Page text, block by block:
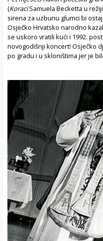
(KoraciSamuela Becketta u
sirena za uzbunu glumci bi
Osječko Hrvatsko narodno
se uskoro vratili kući i 1992.
novogodišnji koncert! Osječko
po gradu i u skloništima jer je